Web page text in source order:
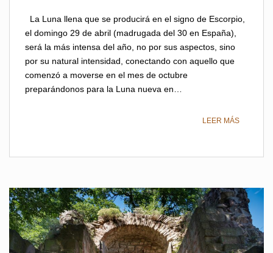
La Luna llena que se producirá en el signo de Escorpio,
el domingo 29 de abril (madrugada del 30 en España),
será la más intensa del año, no por sus aspectos, sino
por su natural intensidad, conectando con aquello que
comenzó a moverse en el mes de octubre
preparándonos para la Luna nueva en…
LEER MÁS